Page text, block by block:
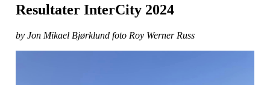
Resultater InterCity 2024
by Jon Mikael Bjørklund foto Roy Werner Russ